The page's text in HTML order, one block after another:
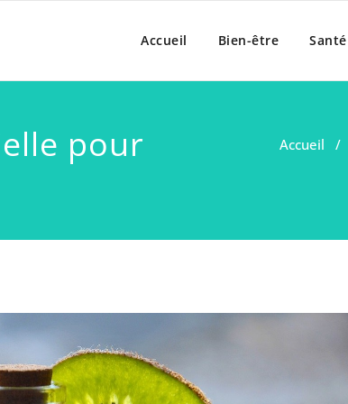
des Guillemins
Accueil Bien-être Santé
pour Accueil /